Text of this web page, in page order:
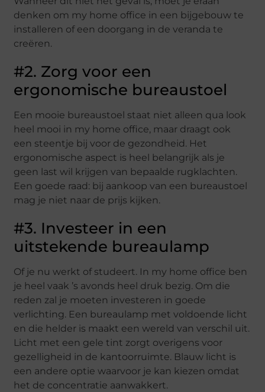
denken om my home office in een bijgebouw te
installeren of een doorgang in de veranda te
creëren.
#2. Zorg voor een
ergonomische bureaustoel
Een mooie bureaustoel staat niet alleen qua look
heel mooi in my home office, maar draagt ook
een steentje bij voor de gezondheid. Het
ergonomische aspect is heel belangrijk als je
geen last wil krijgen van bepaalde rugklachten.
Een goede raad: bij aankoop van een bureaustoel
mag je niet naar de prijs kijken.
#3. Investeer in een
uitstekende bureaulamp
Of je nu werkt of studeert. In my home office ben
je heel vaak ’s avonds heel druk bezig. Om die
reden zal je moeten investeren in goede
verlichting. Een bureaulamp met voldoende licht
en die helder is maakt een wereld van verschil uit.
Licht met een gele tint zorgt overigens voor
gezelligheid in de kantoorruimte. Blauw licht is
een andere optie waarvoor je kan kiezen omdat
het de concentratie aanwakkert.